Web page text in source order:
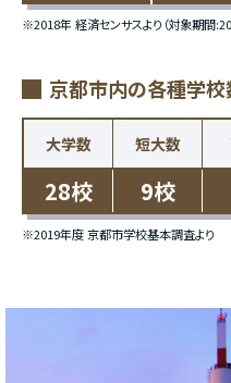
※2018年 経済センサスより（対象期間
京都市内の各種学校
大学数 短大数
28校 9校
※2019年度 京都市学校基本調査より